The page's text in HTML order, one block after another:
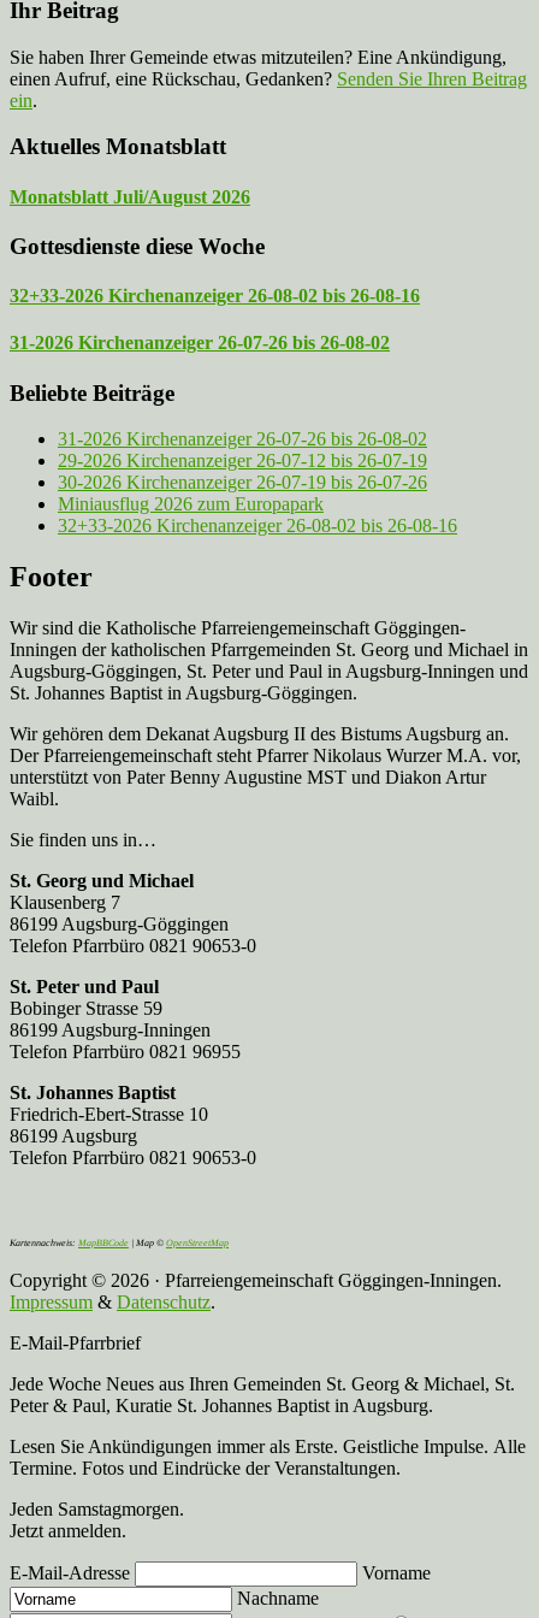
Ihr Beitrag
Sie haben Ihrer Gemeinde etwas mitzuteilen? Eine Ankündigung,
einen Aufruf, eine Rückschau, Gedanken? Senden Sie Ihren Beitrag
ein.
Aktuelles Monatsblatt
Monatsblatt Juli/August 2026
Gottesdienste diese Woche
32+33-2026 Kirchenanzeiger 26-08-02 bis 26-08-16
31-2026 Kirchenanzeiger 26-07-26 bis 26-08-02
Beliebte Beiträge
31-2026 Kirchenanzeiger 26-07-26 bis 26-08-02
29-2026 Kirchenanzeiger 26-07-12 bis 26-07-19
30-2026 Kirchenanzeiger 26-07-19 bis 26-07-26
Miniausflug 2026 zum Europapark
32+33-2026 Kirchenanzeiger 26-08-02 bis 26-08-16
Footer
Wir sind die Katholische Pfarreien­gemeinschaft Göggingen-
Inningen der katholischen Pfarrgemeinden St. Georg und Michael in
Augsburg-Göggingen, St. Peter und Paul in Augsburg-Inningen und
St. Johannes Baptist in Augsburg-Göggingen.
Wir gehören dem Dekanat Augsburg II des Bistums Augsburg an.
Der Pfarreien­gemeinschaft steht Pfarrer Nikolaus Wurzer M.A. vor,
unterstützt von Pater Benny Augustine MST und Diakon Artur
Waibl.
Sie finden uns in…
St. Georg und Michael
Klausenberg 7
86199 Augsburg-Göggingen
Telefon Pfarrbüro 0821 90653-0
St. Peter und Paul
Bobinger Strasse 59
86199 Augsburg-Inningen
Telefon Pfarrbüro 0821 96955
St. Johannes Baptist
Friedrich-Ebert-Strasse 10
86199 Augsburg
Telefon Pfarrbüro 0821 90653-0
Kartennachweis: MapBBCode | Map © OpenStreetMap
Copyright © 2026 · Pfarreiengemeinschaft Göggingen-Inningen.
Impressum & Datenschutz.
E-Mail-Pfarrbrief
Jede Woche Neues aus Ihren Gemeinden St. Georg & Michael, St.
Peter & Paul, Kuratie St. Johannes Baptist in Augsburg.
Lesen Sie Ankündigungen immer als Erste. Geistliche Impulse. Alle
Termine. Fotos und Eindrücke der Veranstaltungen.
Jeden Samstagmorgen.
Jetzt anmelden.
E-Mail-Adresse
Vorname
Nachname